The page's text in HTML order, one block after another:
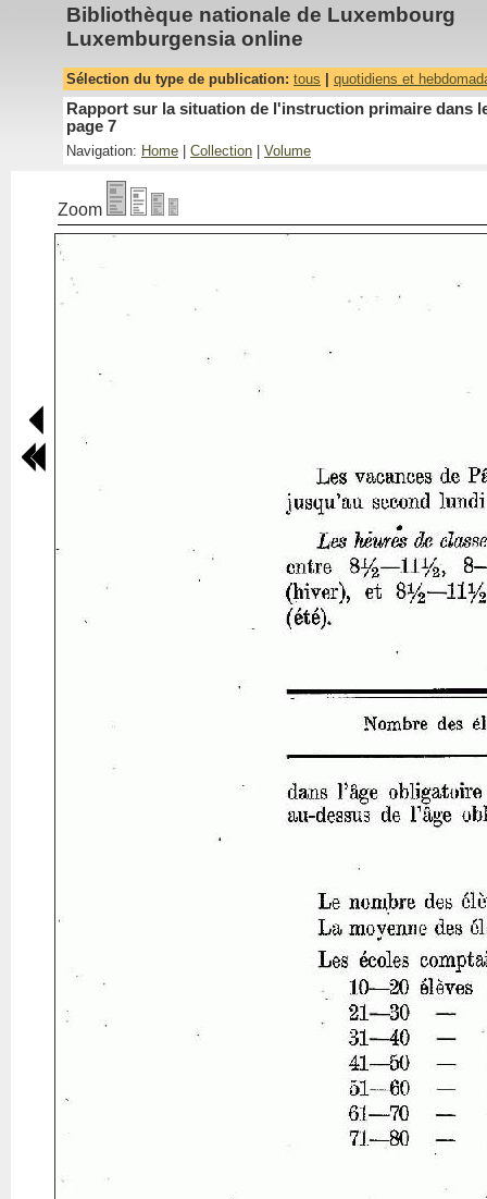
Bibliothèque nationale de Luxembourg
Luxemburgensia online
Sélection du type de publication: tous quotidiens et
Rapport sur la situation de l'instruction primaire dans
page 7
Navigation: Home Collection Volume
Zoom